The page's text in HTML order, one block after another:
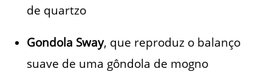
de quartzo
Gondola Sway, que reproduz o balanço
suave de uma gôndola de mogno